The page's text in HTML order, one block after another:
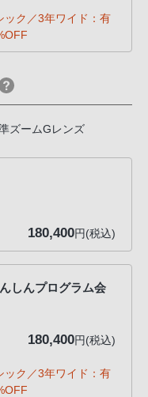
ック／3年ワイド：有
ズームGレンズ
180,400円(税込)
しんプログラム会
180,400円(税込)
ック／3年ワイド：有